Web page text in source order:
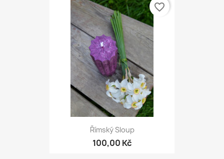
Římský Sloup
100,00 Kč
favorite_border